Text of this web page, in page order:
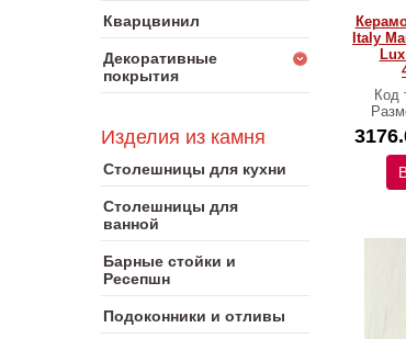
Кварцвинил
Декоративные
покрытия
Изделия из камня
Столешницы для кухни
Столешницы для
ванной
Барные стойки и
Ресепшн
Подоконники и отливы
Italy
Код